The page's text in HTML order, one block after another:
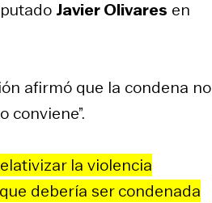
Javier Olivares en
afirmó que la condena no
conviene”.
la violencia
debería ser condenada